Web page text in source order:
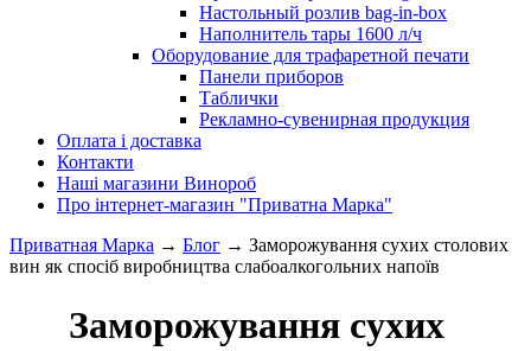
Настольный розлив bag-in-box
Наполнитель тары 1600 л/ч
Оборудование для трафаретной печати
Панели приборов
Таблички
Рекламно-сувенирная продукция
Оплата і доставка
Контакти
Наші магазини Винороб
Про інтернет-магазин "Приватна Марка"
Приватная Марка → Блог → Заморожування сухих столових
вин як спосіб виробництва слабоалкогольних напоїв
Заморожування сухих